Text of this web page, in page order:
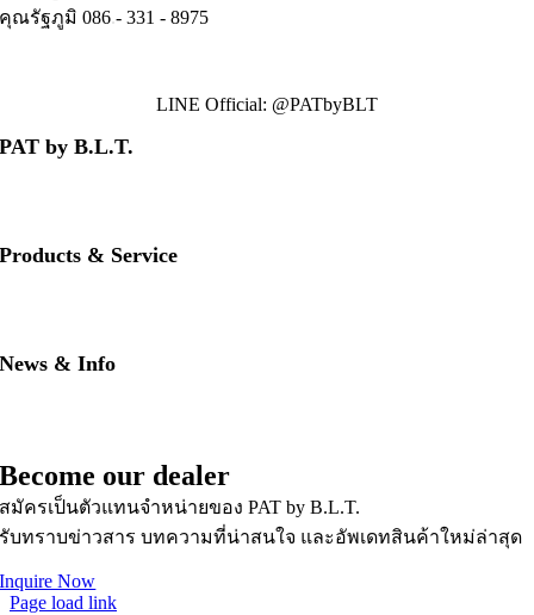
คุณรัฐภูมิ 086.- 331 - 8975
LINE Official: @PATbyBLT
PAT by B.L.T.
Products & Service
News & Info
Become our dealer
สมัครเป็นตัวแทนจำหน่ายของ PAT by B.L.T.
รับทราบข่าวสาร บทความที่น่าสนใจ และอัพเดทสินค้าใหม่ล่าสุด
Inquire Now
Page load link